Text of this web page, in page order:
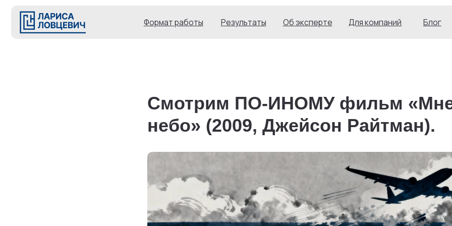
Формат работы Результаты Об эксперте Для компаний Блог
Формат работы Результаты Об
эксперте
Для компаний
Смотрим ПО-ИНОМУ фильм
небо» (2009, Джейсон Райтман).